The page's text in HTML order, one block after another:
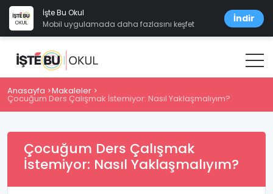
İşte Bu Okul
Mobil uygulamada daha fazlasını keşfet
İndir
Anasayfa Makaleler
Çocuğum Ders Çalışmak İstemiyor: Nasıl Yaklaşmalıyım?
Çocuğum Ders Çalışmak
İstemiyor: Nasıl Yaklaşmalıyım?